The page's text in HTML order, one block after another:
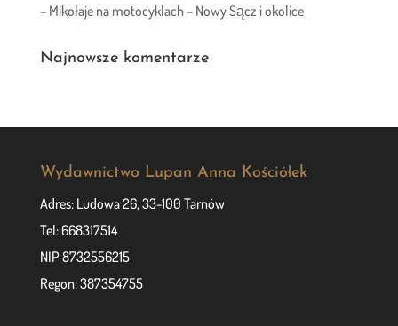
– Mikołaje na motocyklach – Nowy Sącz i okolice
Najnowsze komentarze
Wydawnictwo Lupan Anna Kościółek
Adres: Ludowa 26, 33-100 Tarnów
Tel: 668317514
NIP 8732556215
Regon: 387354755